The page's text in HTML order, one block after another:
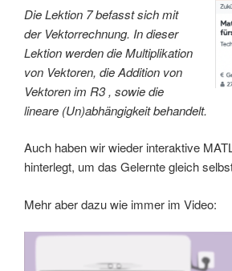
Die Lektion 7 befasst sich mit
der Vektorrechnung. In dieser
Lektion werden die Multiplikation
von Vektoren, die Addition von
Vektoren im R3 , sowie die
lineare (Un)abhängigkeit behandelt.
Auch haben wir wieder interaktive
hinterlegt, um das Gelernte gleich
Mehr aber dazu wie immer im Video: